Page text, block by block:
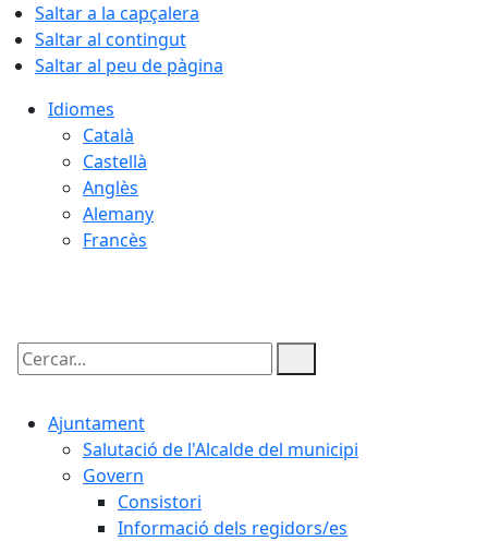
Saltar a la capçalera
Saltar al contingut
Saltar al peu de pàgina
Idiomes
Català
Castellà
Anglès
Alemany
Francès
Cercar:
Ajuntament
Salutació de l'Alcalde del municipi
Govern
Consistori
Informació dels regidors/es